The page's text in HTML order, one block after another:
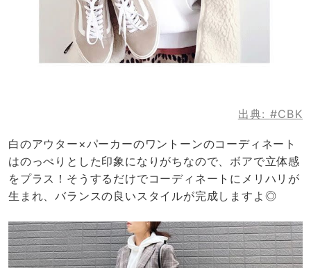
出典: #CBK
白のアウター×パーカーのワントーンのコーディネート
はのっぺりとした印象になりがちなので、ボアで立体感
をプラス！そうするだけでコーディネートにメリハリが
生まれ、バランスの良いスタイルが完成しますよ◎